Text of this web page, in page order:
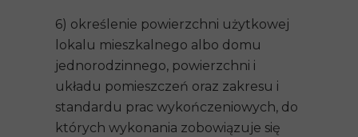
6) określenie powierzchni użytkowej
lokalu mieszkalnego albo domu
jednorodzinnego, powierzchni i
układu pomieszczeń oraz zakresu i
standardu prac wykończeniowych, do
których wykonania zobowiązuje się